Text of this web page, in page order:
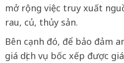
mở rộng việc truy xuất
rau, củ, thủy sản.
Bên cạnh đó, để bảo đảm
giá dịch vụ bốc xếp được